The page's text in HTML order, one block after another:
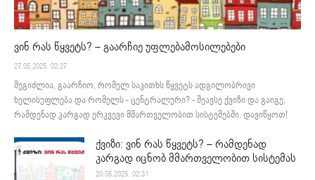
ვინ რას წყვეტს? – გაარჩიე უფლებამოსილებები
27.05.2025. 02:27
შეგიძლია, გაარჩიო, რომელ საკითხს წყვეტს ადგილობრივი
ხელისუფლება და რომელს - ცენტრალური? - შეავსე ქვიზი და გაიგე,
რამდენად კარგად ერკვევი მმართველობით სისტემებში. დავიწყოთ!
ქვიზი: ვინ რას წყვეტს? – რამდენად
კარგად იცნობ მმართველობით სისტემას
20.05.2025. 02:31